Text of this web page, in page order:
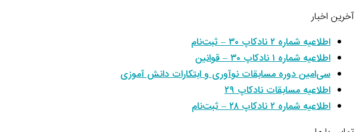
آخرین اخبار
اطلاعیه شماره ۲ نادکاپ ۳۰ – ثبت‌نام
اطلاعیه شماره ۱ نادکاپ ۳۰ – قوانین
سی‌امین دوره مسابقات نوآوری و ابتکارات دانش آموزی
اطلاعیه مسابقات نادکاپ ۲۹
اطلاعیه شماره ۲ نادکاپ ۲۸ – ثبت‌نام